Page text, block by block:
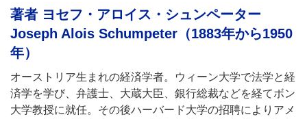
著者 ヨセフ・アロイス・シュンペーター
Joseph Alois Schumpeter（1883年から1950
年）
オーストリア生まれの経済学者。ウィーン大学で法学と経
済学を学び、弁護士、大蔵大臣、銀行総裁などを経てボン
大学教授に就任。その後ハーバード大学の招聘によりアメ